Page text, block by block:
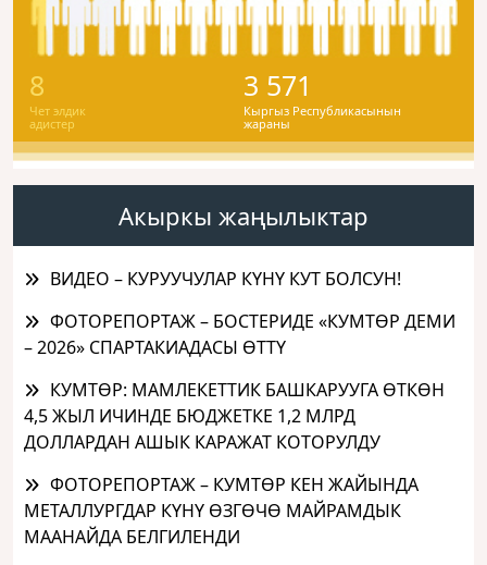
8
Чет элдик
адистер
3 571
Кыргыз Республикасынын
жараны
Акыркы жаңылыктар
ВИДЕО – КУРУУЧУЛАР КҮНҮ КУТ БОЛСУН!
ФОТОРЕПОРТАЖ – БОСТЕРИДЕ «КУМТӨР ДЕМИ
– 2026» СПАРТАКИАДАСЫ ӨТТҮ
КУМТӨР: МАМЛЕКЕТТИК БАШКАРУУГА ӨТКӨН
4,5 ЖЫЛ ИЧИНДЕ БЮДЖЕТКЕ 1,2 МЛРД
ДОЛЛАРДАН АШЫК КАРАЖАТ КОТОРУЛДУ
ФОТОРЕПОРТАЖ – КУМТӨР КЕН ЖАЙЫНДА
МЕТАЛЛУРГДАР КҮНҮ ӨЗГӨЧӨ МАЙРАМДЫК
МААНАЙДА БЕЛГИЛЕНДИ